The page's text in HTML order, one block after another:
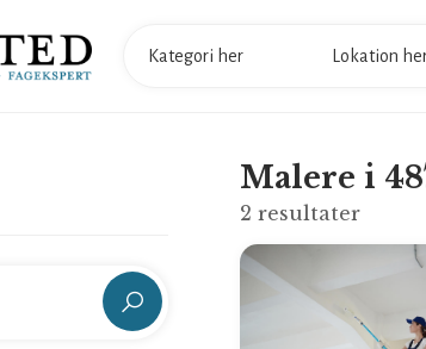
Malere i
2 resultater